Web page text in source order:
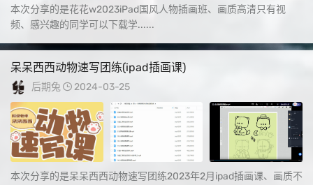
本次分享的是花花w2023iPad国风人物插画班、画质高清只有视
频、感兴趣的同学可以下载学......
呆呆西西动物速写团练(ipad插画课)
后期兔 2024-03-25
本次分享的是呆呆西西动物速写团练2023年2月ipad插画课、画质不